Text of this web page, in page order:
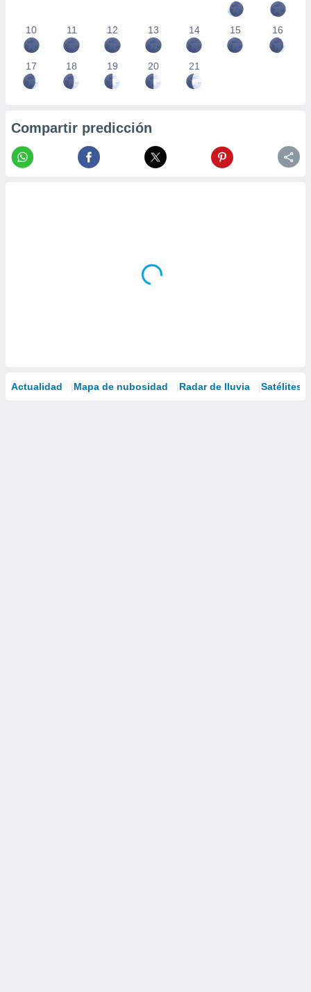
10 11 12 13 14 15 16
17 18 19 20 21
Compartir predicción
Actualidad Mapa de nubosidad Radar de lluvia Satélites